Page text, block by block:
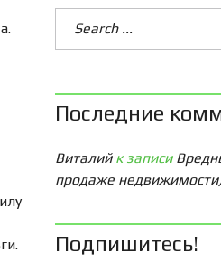
Последние
Виталийк записи
продаже
Подпишитесь!